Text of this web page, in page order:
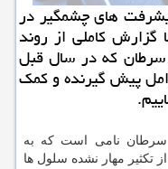
های چشمگیر در
كاملی از روند
سرطان كه در سال قبل
پیش گیرنده و كمك
سرطان نامی است كه به
تكثیر مهار نشده سلول ها